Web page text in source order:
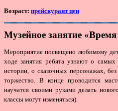
Возраст: прейскурант цен
Музейное занятие «Время
Мероприятие посвящено любимому
ходе занятия ребята узнают о самых
истории, о сказочных персонажах,
торжество. В конце проводится
научатся своими руками делать
классы могут изменяться).